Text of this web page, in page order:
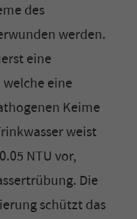
des
werden.
eine
eine
Keime
weist
NTU vor,
Die
schützt das